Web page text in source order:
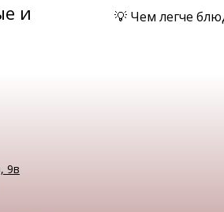
и
💡 Чем легче
9в